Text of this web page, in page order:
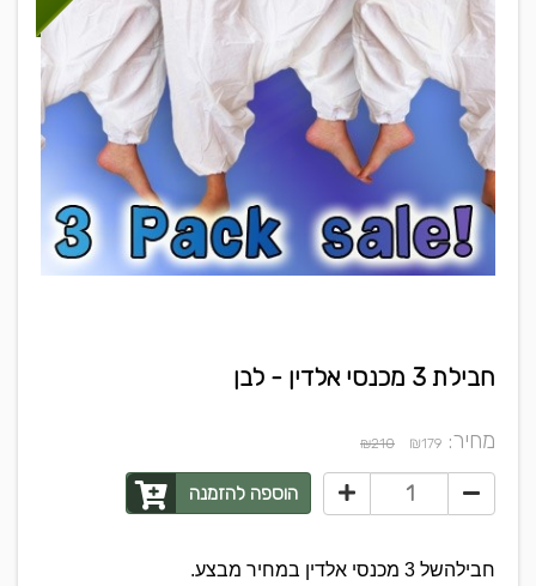
חבילת 3 מכנסי אלדין - לבן
מחיר: ₪179
₪210
הוספה להזמנה
חבילהשל 3 מכנסי אלדין במחיר מבצע.